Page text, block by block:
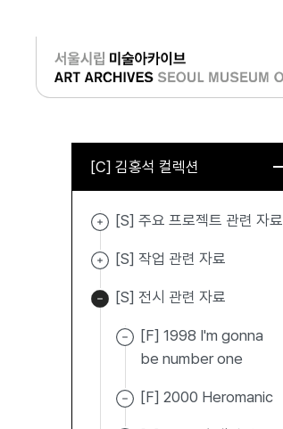
로그인
[C] 김홍석 컬렉션
[S] 주요 프로젝트 관련 자료
[S] 작업 관련 자료
[S] 전시 관련 자료
[F] 1998 I'm gonna
be number one
[F] 2000 Heromanic